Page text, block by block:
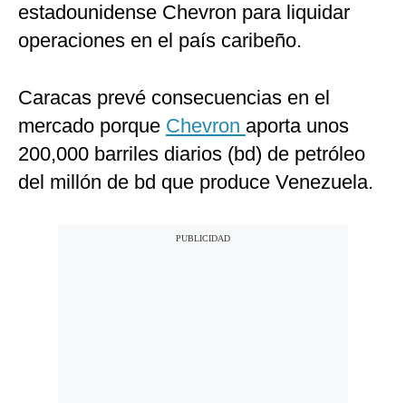
estadounidense Chevron para liquidar
operaciones en el país caribeño.
Caracas prevé consecuencias en el
mercado porque Chevron aporta unos
200,000 barriles diarios (bd) de petróleo
del millón de bd que produce Venezuela.